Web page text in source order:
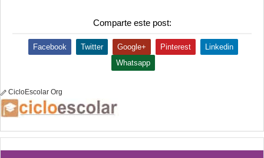
Comparte este post:
Facebook Twitter Google+ Pinterest
Linkedin
Whatsapp
CicloEscolar Org